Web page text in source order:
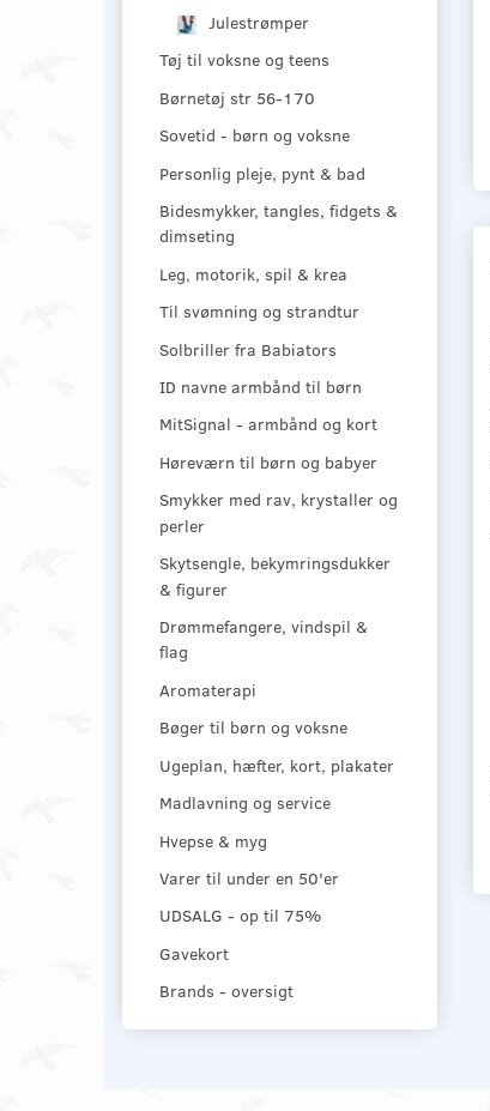
Julestrømper
Tøj til voksne og teens
Børnetøj str 56-170
Sovetid - børn og voksne
Personlig pleje, pynt & bad
Bidesmykker, tangles, fidgets &
dimseting
Leg, motorik, spil & krea
Til svømning og strandtur
Solbriller fra Babiators
ID navne armbånd til børn
MitSignal - armbånd og kort
Høreværn til børn og babyer
Smykker med rav, krystaller og
perler
Skytsengle, bekymringsdukker
& figurer
Drømmefangere, vindspil &
flag
Aromaterapi
Bøger til børn og voksne
Ugeplan, hæfter, kort, plakater
Madlavning og service
Hvepse & myg
Varer til under en 50'er
UDSALG - op til 75%
Gavekort
Brands - oversigt